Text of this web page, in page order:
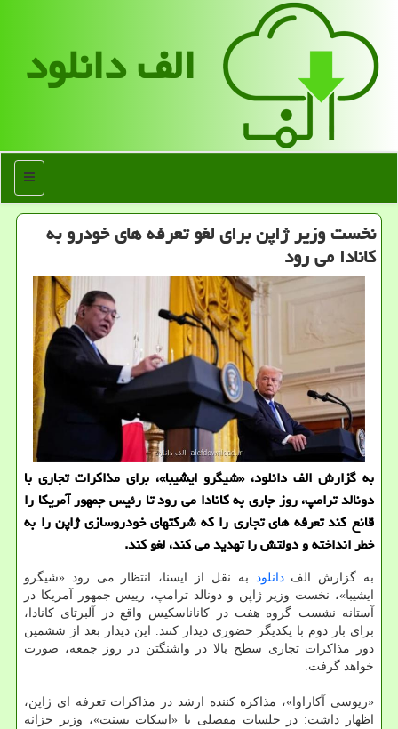
الف دانلود
منو
نخست وزیر ژاپن برای لغو تعرفه های خودرو به
کانادا می رود
به گزارش الف دانلود، «شیگرو ایشیبا»، برای مذاکرات تجاری با
دونالد ترامپ، روز جاری به کانادا می رود تا رئیس جمهور آمریکا را
قانع کند تعرفه های تجاری را که شرکتهای خودروسازی ژاپن را به
خطر انداخته و دولتش را تهدید می کند، لغو کند.
به گزارش الفدانلود
به نقل از ایسنا، انتظار می رود «شیگرو
ایشیبا»، نخست وزیر ژاپن و دونالد ترامپ، رییس جمهور آمریکا در
آستانه نشست گروه هفت در کاناناسکیس واقع در آلبرتای کانادا،
برای بار دوم با یکدیگر حضوری دیدار کنند. این دیدار بعد از ششمین
دور مذاکرات تجاری سطح بالا در واشنگتن در روز جمعه، صورت
خواهد گرفت.
«ریوسی آکازاوا»، مذاکره کننده ارشد در مذاکرات تعرفه ای ژاپن،
اظهار داشت: در جلسات مفصلی با «اسکات بسنت»، وزیر خزانه